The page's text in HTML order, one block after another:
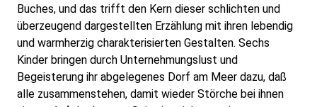
Buches, und das trifft den Kern dieser schlichten und
überzeugend dargestellten Erzählung mit ihren lebendig
und warmherzig charakterisierten Gestalten. Sechs
Kinder bringen durch Unternehmungslust und
Begeisterung ihr abgelegenes Dorf am Meer dazu, daß
alle zusammenstehen, damit wieder Störche bei ihnen